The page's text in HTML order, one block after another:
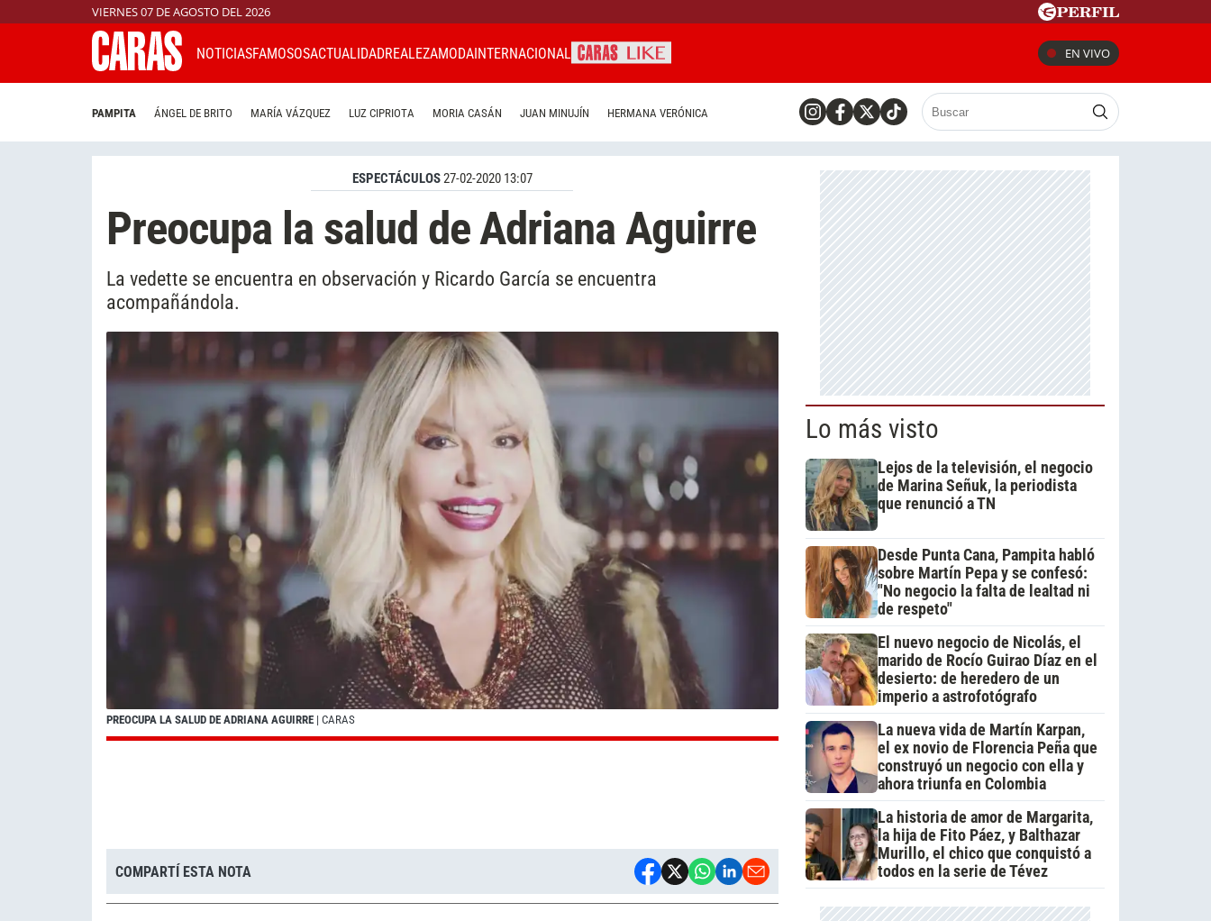
VIERNES 07 DE AGOSTO DEL 2026
NOTICIASFAMOSOSACTUALIDADREALEZAMODAINTERNACIONAL EN VIVO
PAMPITA ÁNGEL DE BRITO MARÍA VÁZQUEZ LUZ CIPRIOTA MORIA CASÁN JUAN MINUJÍN HERMANA VERÓNICA
ESPECTÁCULOS27-02-2020 13:07
Preocupa la salud de Adriana Aguirre
La vedette se encuentra en observación y Ricardo García se encuentra
acompañándola.
PREOCUPA LA SALUD DE ADRIANA AGUIRRE | CARAS
COMPARTÍ ESTA NOTA
Lo más visto
Lejos de la televisión, el negocio
de Marina Señuk, la periodista
que renunció a TN
Desde Punta Cana, Pampita habló
sobre Martín Pepa y se confesó:
"No negocio la falta de lealtad ni
de respeto"
El nuevo negocio de Nicolás, el
marido de Rocío Guirao Díaz en el
desierto: de heredero de un
imperio a astrofotógrafo
La nueva vida de Martín Karpan,
el ex novio de Florencia Peña que
construyó un negocio con ella y
ahora triunfa en Colombia
La historia de amor de Margarita,
la hija de Fito Páez, y Balthazar
Murillo, el chico que conquistó a
todos en la serie de Tévez